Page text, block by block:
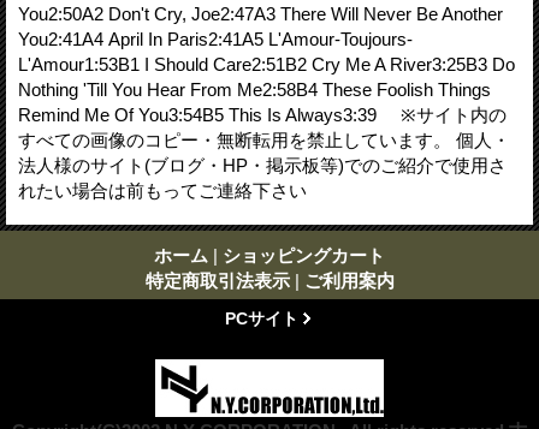
You2:50A2 Don't Cry, Joe2:47A3 There Will Never Be Another
You2:41A4 April In Paris2:41A5 L'Amour-Toujours-
L'Amour1:53B1 I Should Care2:51B2 Cry Me A River3:25B3 Do
Nothing 'Till You Hear From Me2:58B4 These Foolish Things
Remind Me Of You3:54B5 This Is Always3:39 ※サイト内の
すべての画像のコピー・無断転用を禁止しています。 個人・
法人様のサイト(ブログ・HP・掲示板等)でのご紹介で使用さ
れたい場合は前もってご連絡下さい
ホーム | ショッピングカート
特定商取引法表示 | ご利用案内
PCサイト